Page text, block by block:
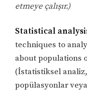
etmeye çalışır.)
Statistical
techniques to
about populations
(İstatistiksel
popülasyonlar